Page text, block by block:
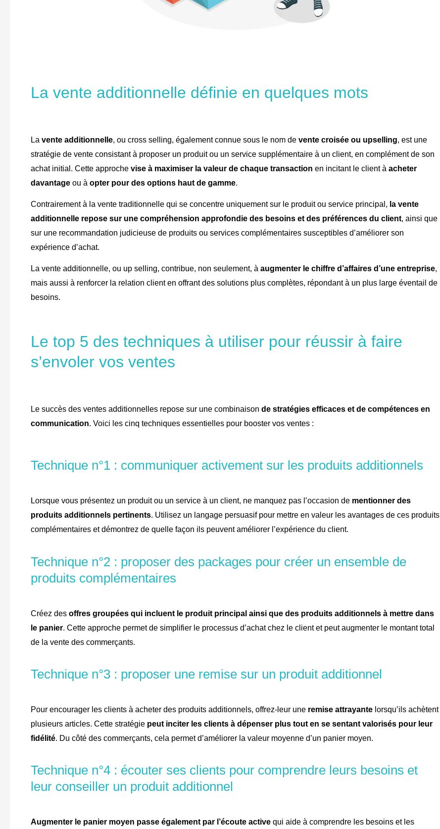
La vente additionnelle définie en quelques mots
La vente additionnelle, ou cross selling, également connue sous le nom de vente croisée ou upselling, est une
stratégie de vente consistant à proposer un produit ou un service supplémentaire à un client, en complément de son
achat initial. Cette approche vise à maximiser la valeur de chaque transaction en incitant le client à acheter
davantage ou à opter pour des options haut de gamme.
Contrairement à la vente traditionnelle qui se concentre uniquement sur le produit ou service principal, la vente
additionnelle repose sur une compréhension approfondie des besoins et des préférences du client, ainsi que
sur une recommandation judicieuse de produits ou services complémentaires susceptibles d’améliorer son
expérience d’achat.
La vente additionnelle, ou up selling, contribue, non seulement, à augmenter le chiffre d’affaires d’une entreprise,
mais aussi à renforcer la relation client en offrant des solutions plus complètes, répondant à un plus large éventail de
besoins.
Le top 5 des techniques à utiliser pour réussir à faire
s’envoler vos ventes
Le succès des ventes additionnelles repose sur une combinaison de stratégies efficaces et de compétences en
communication. Voici les cinq techniques essentielles pour booster vos ventes :
Technique n°1 : communiquer activement sur les produits additionnels
Lorsque vous présentez un produit ou un service à un client, ne manquez pas l’occasion de mentionner des
produits additionnels pertinents. Utilisez un langage persuasif pour mettre en valeur les avantages de ces produits
complémentaires et démontrez de quelle façon ils peuvent améliorer l’expérience du client.
Technique n°2 : proposer des packages pour créer un ensemble de
produits complémentaires
Créez des offres groupées qui incluent le produit principal ainsi que des produits additionnels à mettre dans
le panier. Cette approche permet de simplifier le processus d’achat chez le client et peut augmenter le montant total
de la vente des commerçants.
Technique n°3 : proposer une remise sur un produit additionnel
Pour encourager les clients à acheter des produits additionnels, offrez-leur une remise attrayante lorsqu’ils achètent
plusieurs articles. Cette stratégie peut inciter les clients à dépenser plus tout en se sentant valorisés pour leur
fidélité. Du côté des commerçants, cela permet d’améliorer la valeur moyenne d’un panier moyen.
Technique n°4 : écouter ses clients pour comprendre leurs besoins et
leur conseiller un produit additionnel
Augmenter le panier moyen passe également par l’écoute active qui aide à comprendre les besoins et les